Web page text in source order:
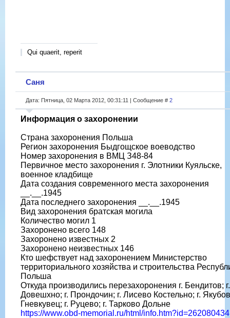
Qui quaerit, reperit
Саня
Дата: Пятница, 02 Марта 2012, 00:31:11 | Сообщение # 2
Информация о захоронении
Страна захоронения Польша
Регион захоронения Быдгощское воеводство
Номер захоронения в ВМЦ З48-84
Первичное место захоронения г. Элотники Куяльске,
военное кладбище
Дата создания современного места захоронения
__.__.1945
Дата последнего захоронения __.__.1945
Вид захоронения братская могила
Количество могил 1
Захоронено всего 148
Захоронено известных 2
Захоронено неизвестных 146
Кто шефствует над захоронением Министерство
территориального хозяйства и строительства
Польша
Откуда производились перезахоронения г. Бендитов; г.
Довешхно; г. Прондочин; г. Лисево Костельно; г.
Гневкувец; г. Руцево; г. Тарково Дольне
https://www.obd-memorial.ru/html/info.htm?id=262080434